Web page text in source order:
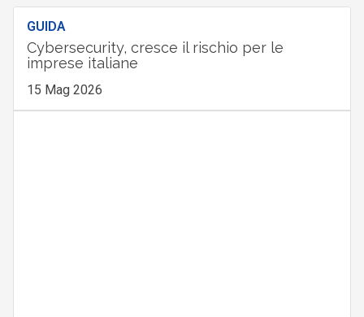
GUIDA
Cybersecurity, cresce il rischio per le
imprese italiane
15 Mag 2026